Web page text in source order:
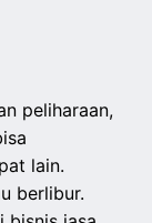
peliharaan,
lain.
berlibur.